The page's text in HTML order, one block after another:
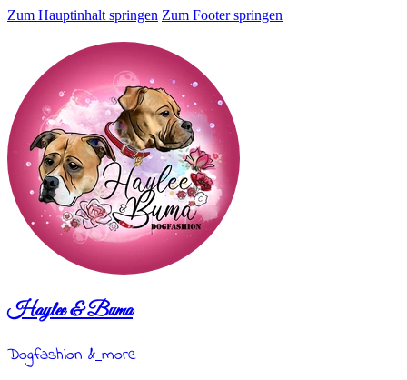
Zum Hauptinhalt springen Zum Footer springen
Haylee & Buma
Dogfashion & more